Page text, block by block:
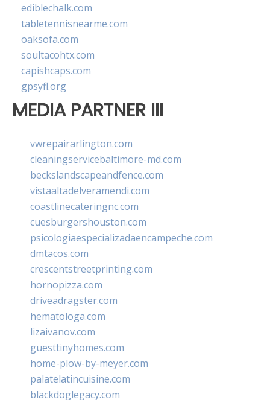
ediblechalk.com
tabletennisnearme.com
oaksofa.com
soultacohtx.com
capishcaps.com
gpsyfl.org
MEDIA PARTNER III
vwrepairarlington.com
cleaningservicebaltimore-md.com
beckslandscapeandfence.com
vistaaltadelveramendi.com
coastlinecateringnc.com
cuesburgershouston.com
psicologiaespecializadaencampeche.com
dmtacos.com
crescentstreetprinting.com
hornopizza.com
driveadragster.com
hematologa.com
lizaivanov.com
guesttinyhomes.com
home-plow-by-meyer.com
palatelatincuisine.com
blackdoglegacy.com